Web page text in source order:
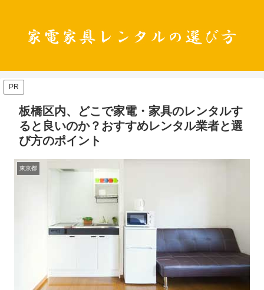
PR
板橋区内、どこで家電・家具のレンタルす
ると良いのか？おすすめレンタル業者と選
び方のポイント
東京都